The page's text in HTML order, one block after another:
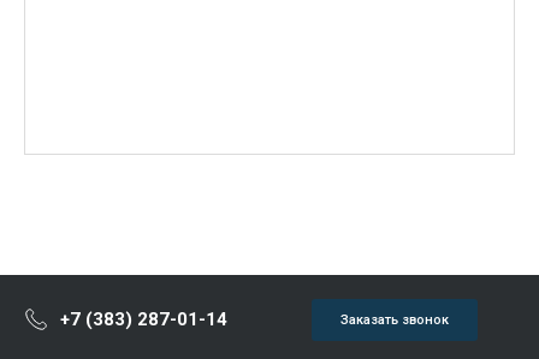
+7 (383) 287-01-14 Заказать звонок